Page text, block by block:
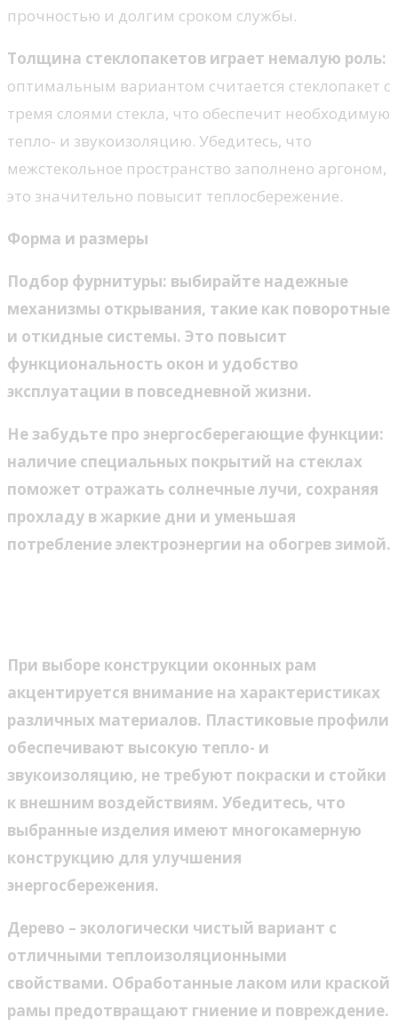
прочностью и долгим сроком службы.
Толщина стеклопакетов играет немалую роль:
оптимальным вариантом считается стеклопакет с
тремя слоями стекла, что обеспечит необходимую
тепло- и звукоизоляцию. Убедитесь, что
межстекольное пространство заполнено аргоном,
это значительно повысит теплосбережение.
Форма и размеры
Подбор фурнитуры: выбирайте надежные
механизмы открывания, такие как поворотные
и откидные системы. Это повысит
функциональность окон и удобство
эксплуатации в повседневной жизни.
Не забудьте про энергосберегающие функции:
наличие специальных покрытий на стеклах
поможет отражать солнечные лучи, сохраняя
прохладу в жаркие дни и уменьшая
потребление электроэнергии на обогрев зимой.
При выборе конструкции оконных рам
акцентируется внимание на характеристиках
различных материалов. Пластиковые профили
обеспечивают высокую тепло- и
звукоизоляцию, не требуют покраски и стойки
к внешним воздействиям. Убедитесь, что
выбранные изделия имеют многокамерную
конструкцию для улучшения
энергосбережения.
Дерево – экологически чистый вариант с
отличными теплоизоляционными
свойствами. Обработанные лаком или краской
рамы предотвращают гниение и повреждение.